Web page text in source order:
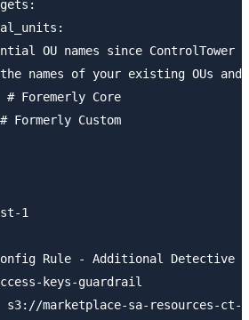
OU names since ControlTower
names of your existing OUs
# Foremerly Core
Formerly Custom
1
Rule - Additional Detective
keys-guardrail
s3://marketplace-sa-resources-